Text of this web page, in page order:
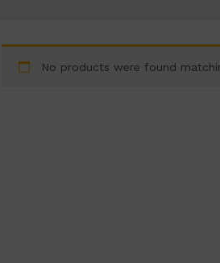
No products were found